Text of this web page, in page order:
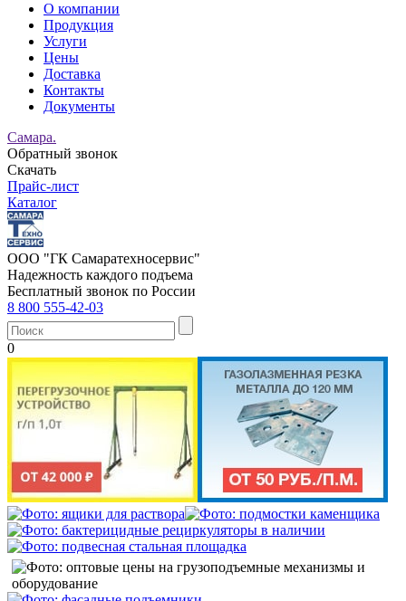
О компании
Продукция
Услуги
Цены
Доставка
Контакты
Документы
Самара.
Обратный звонок
Скачать
Прайс-лист
Каталог
ООО "ГК Самаратехносервис"
Надежность каждого подъема
Бесплатный звонок по России
8 800 555-42-03
0